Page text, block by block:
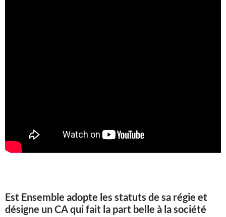
Est Ensemble adopte les statuts de sa régie et
désigne un CA qui fait la part belle à la société